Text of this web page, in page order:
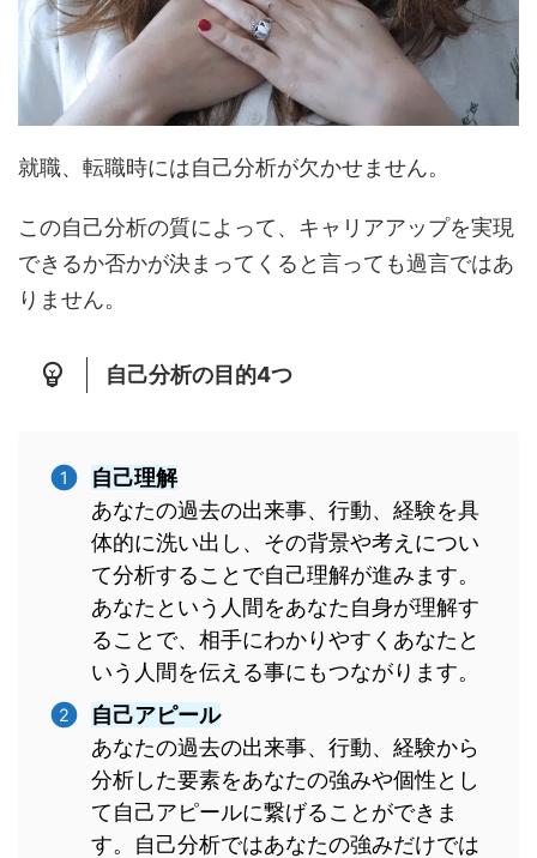
就職、転職時には自己分析が欠かせません。
この自己分析の質によって、キャリアアップを実現
できるか否かが決まってくると言っても過言ではあ
りません。
自己分析の目的4つ
自己理解
あなたの過去の出来事、行動、経験を具
体的に洗い出し、その背景や考えについ
て分析することで自己理解が進みます。
あなたという人間をあなた自身が理解す
ることで、相手にわかりやすくあなたと
いう人間を伝える事にもつながります。
自己アピール
あなたの過去の出来事、行動、経験から
分析した要素をあなたの強みや個性とし
て自己アピールに繋げることができま
す。自己分析ではあなたの強みだけでは